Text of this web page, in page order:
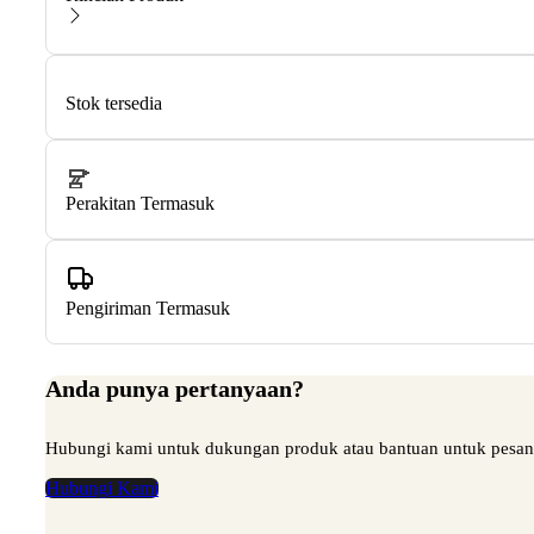
Stok tersedia
Perakitan Termasuk
Pengiriman Termasuk
Anda punya pertanyaan?
Hubungi kami untuk dukungan produk atau bantuan untuk
Hubungi Kami